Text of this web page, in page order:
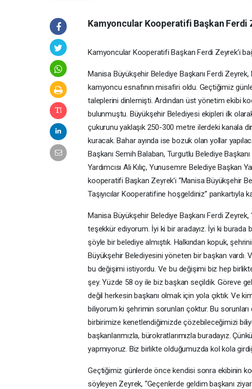
Kamyoncular Kooperatifi Başkan Ferdi
Kamyoncular Kooperatifi Başkan Ferdi Zeyrek’i
Manisa Büyükşehir Belediye Başkanı Ferdi
kamyoncu esnafının misafiri oldu. Geçtiğimiz
taleplerini dinlemişti. Ardından üst yönetim ekibi
bulunmuştu. Büyükşehir Belediyesi ekipleri ilk
çukurunu yaklaşık 250-300 metre ilerdeki kanala
kuracak. Bahar ayında ise bozuk olan yollar
Başkanı Semih Balaban, Turgutlu Belediye
Yardımcısı Ali Kılıç, Yunusemre Belediye Başkan
kooperatifi Başkan Zeyrek’i “Manisa Büyükşehir
Taşıyıcılar Kooperatifine hoşgeldiniz” pankartıyla
Manisa Büyükşehir Belediye Başkanı Ferdi
teşekkür ediyorum. İyi ki bir aradayız. İyi ki
şöyle bir belediye almıştık. Halkından kopuk,
Büyükşehir Belediyesini yöneten bir başkan
bu değişimi istiyordu. Ve bu değişimi biz hep
şey. Yüzde 58 oy ile biz başkan seçildik. Göreve
değil herkesin başkanı olmak için yola çıktık. Ve
biliyorum ki şehrimin sorunları çoktur. Bu
birbirimize kenetlendiğimizde çözebileceğimizi
başkanlarımızla, bürokratlarımızla buradayız.
yapmıyoruz. Biz birlikte olduğumuzda kol kola
Geçtiğimiz günlerde önce kendisi sonra ekibinin
söyleyen Zeyrek, “Geçenlerde geldim başkanı